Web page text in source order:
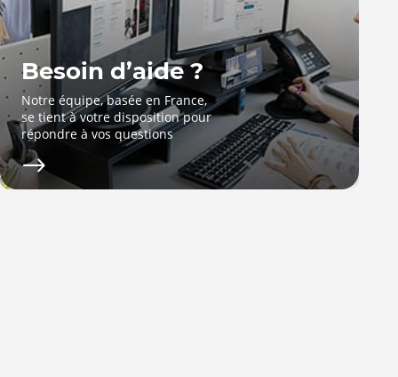
Besoin d’aide ?
Notre équipe, basée en France,
se tient à votre disposition pour
répondre à vos questions